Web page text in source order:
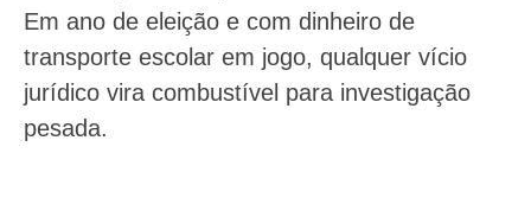
Em ano de eleição e com dinheiro de
transporte escolar em jogo, qualquer vício
jurídico vira combustível para investigação
pesada.